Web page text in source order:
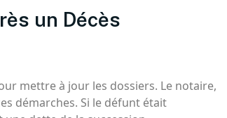
un Décès
mettre à jour les dossiers. Le notaire,
démarches. Si le défunt était